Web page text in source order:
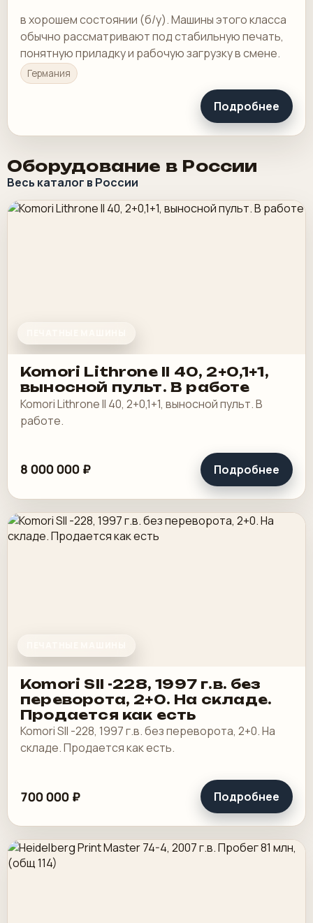
в хорошем состоянии (б/у). Машины этого класса
обычно рассматривают под стабильную печать,
понятную приладку и рабочую загрузку в смене.
Германия
Подробнее
Оборудование в России
Весь каталог в России
Komori Lithrone II 40, 2+0,1+1,
выносной пульт. В работе
Komori Lithrone II 40, 2+0,1+1, выносной пульт. В
работе.
8 000 000 ₽ Подробнее
Komori SII -228, 1997 г.в. без
переворота, 2+0. На складе.
Продается как есть
Komori SII -228, 1997 г.в. без переворота, 2+0. На
складе. Продается как есть.
700 000 ₽ Подробнее